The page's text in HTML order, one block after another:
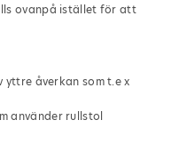
ovanpå istället för att
åverkan som t.e x
använder rullstol